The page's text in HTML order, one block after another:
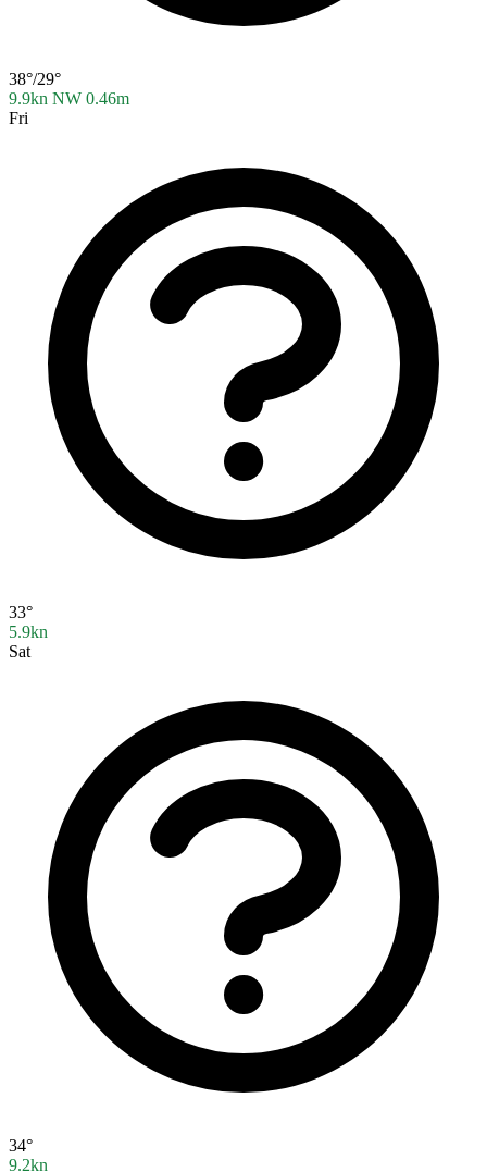
38°/29°
9.9kn NW 0.46m
Fri
33°
5.9kn
Sat
34°
9.2kn